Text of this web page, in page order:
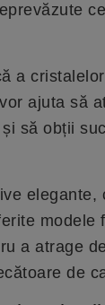
a
ajuta să
să obții
elegante,
modele
a atrage
de